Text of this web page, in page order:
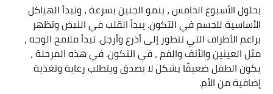
تغذية الطفل
أدوات وحاسبات
حاسبة الحمل والولادة ومدة
بحلول الأسبوع الخامس ، ينمو الجنين بسرعة ، وتبدأ الهياكل
الأساسية للجسم في التكون. يبدأ القلب في النبض وتظهر
براعم الأطراف التي تتطور إلى أذرع وأرجل. تبدأ ملامح الوجه ،
مثل العينين والأنف والفم ، في التكون. في هذه المرحلة ،
يكون الطفل ضعيفًا بشكل لا يصدق ويتطلب رعاية وتغذية
إضافية من الأم.